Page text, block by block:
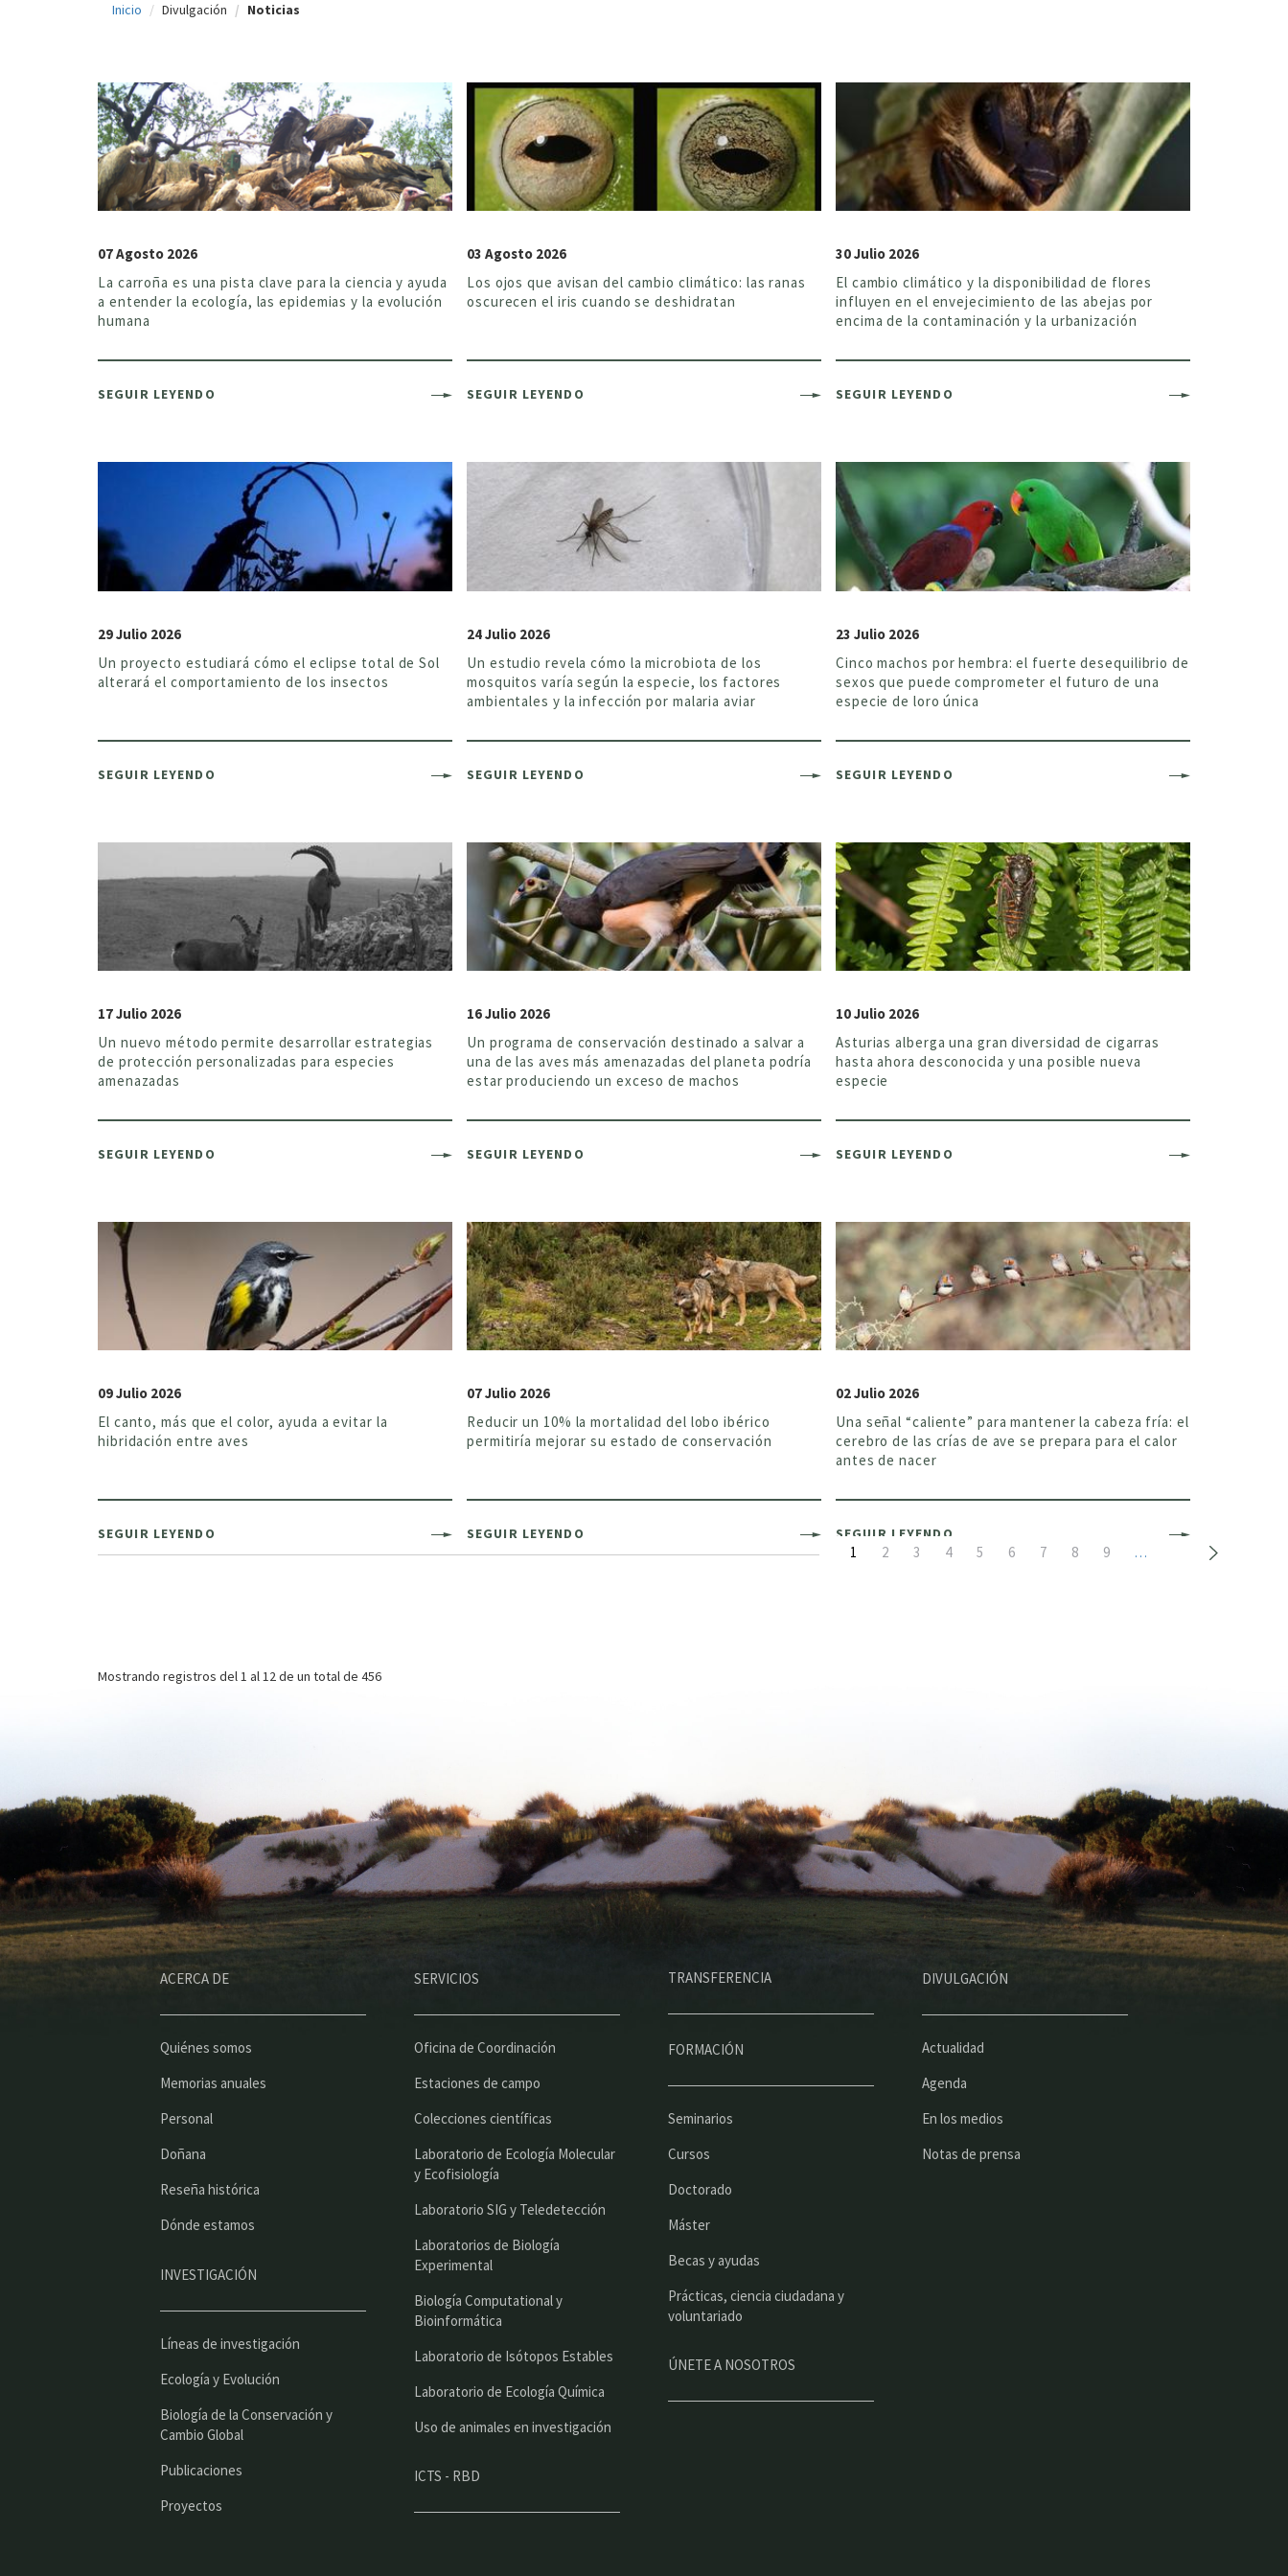
Inicio Divulgación Noticias
07 Agosto 2026
La carroña es una pista clave para la ciencia y ayuda
a entender la ecología, las epidemias y la evolución
humana
SEGUIR LEYENDO
03 Agosto 2026
Los ojos que avisan del cambio climático: las ranas
oscurecen el iris cuando se deshidratan
SEGUIR LEYENDO
30 Julio 2026
El cambio climático y la disponibilidad de flores
influyen en el envejecimiento de las abejas por
encima de la contaminación y la urbanización
SEGUIR LEYENDO
29 Julio 2026
Un proyecto estudiará cómo el eclipse total de Sol
alterará el comportamiento de los insectos
SEGUIR LEYENDO
24 Julio 2026
Un estudio revela cómo la microbiota de los
mosquitos varía según la especie, los factores
ambientales y la infección por malaria aviar
SEGUIR LEYENDO
23 Julio 2026
Cinco machos por hembra: el fuerte desequilibrio de
sexos que puede comprometer el futuro de una
especie de loro única
SEGUIR LEYENDO
17 Julio 2026
Un nuevo método permite desarrollar estrategias
de protección personalizadas para especies
amenazadas
SEGUIR LEYENDO
16 Julio 2026
Un programa de conservación destinado a salvar a
una de las aves más amenazadas del planeta podría
estar produciendo un exceso de machos
SEGUIR LEYENDO
10 Julio 2026
Asturias alberga una gran diversidad de cigarras
hasta ahora desconocida y una posible nueva
especie
SEGUIR LEYENDO
09 Julio 2026
El canto, más que el color, ayuda a evitar la
hibridación entre aves
SEGUIR LEYENDO
07 Julio 2026
Reducir un 10% la mortalidad del lobo ibérico
permitiría mejorar su estado de conservación
SEGUIR LEYENDO
02 Julio 2026
Una señal “caliente” para mantener la cabeza fría: el
cerebro de las crías de ave se prepara para el calor
antes de nacer
SEGUIR LEYENDO
Página
1 Page
2 Page
3 Page
4 Page
5 Page
6 Page
7 Page
8 Page
9 …
Mostrando registros del1 al 12de un total de 456
ACERCA DE
Quiénes somos
Memorias anuales
Personal
Doñana
Reseña histórica
Dónde estamos
INVESTIGACIÓN
Líneas de investigación
Ecología y Evolución
Biología de la Conservación y
Cambio Global
Publicaciones
Proyectos
SERVICIOS
Oficina de Coordinación
Estaciones de campo
Colecciones científicas
Laboratorio de Ecología Molecular
y Ecofisiología
Laboratorio SIG y Teledetección
Laboratorios de Biología
Experimental
Biología Computational y
Bioinformática
Laboratorio de Isótopos Estables
Laboratorio de Ecología Química
Uso de animales en investigación
ICTS - RBD
TRANSFERENCIA
FORMACIÓN
Seminarios
Cursos
Doctorado
Máster
Becas y ayudas
Prácticas, ciencia ciudadana y
voluntariado
ÚNETE A NOSOTROS
DIVULGACIÓN
Actualidad
Agenda
En los medios
Notas de prensa